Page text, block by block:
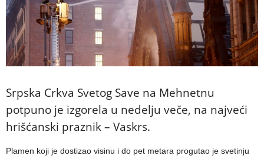
Srpska Crkva Svetog Save na Mehnetnu
potpuno je izgorela u nedelju veče, na najveći
hrišćanski praznik – Vaskrs.
Plamen koji je dostizao visinu i do pet metara progutao je svetinju